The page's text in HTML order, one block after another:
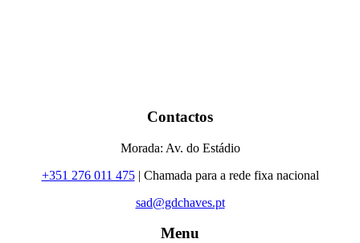
Contactos
Morada: Av. do Estádio
+351 276 011 475| Chamada para a rede fixa nacional
sad@gdchaves.pt
Menu